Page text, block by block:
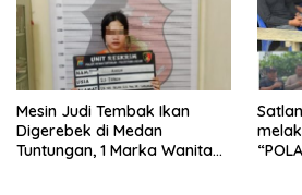
Mesin Judi Tembak Ikan
Digerebek di Medan
Tuntungan, 1 Marka Wanita